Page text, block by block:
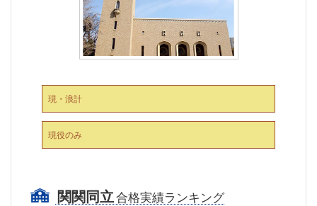
現・浪計
現役のみ
関関同立合格実績ランキング